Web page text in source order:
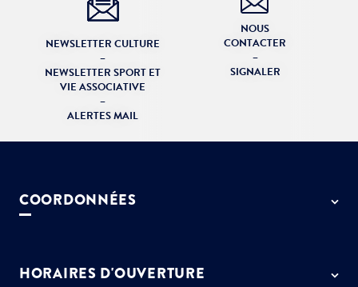
NEWSLETTER CULTURE
–
NEWSLETTER SPORT ET
VIE ASSOCIATIVE
–
ALERTES MAIL
NOUS
CONTACTER
–
SIGNALER
COORDONNÉES
01 64 13 55 55
HORAIRES D'OUVERTURE